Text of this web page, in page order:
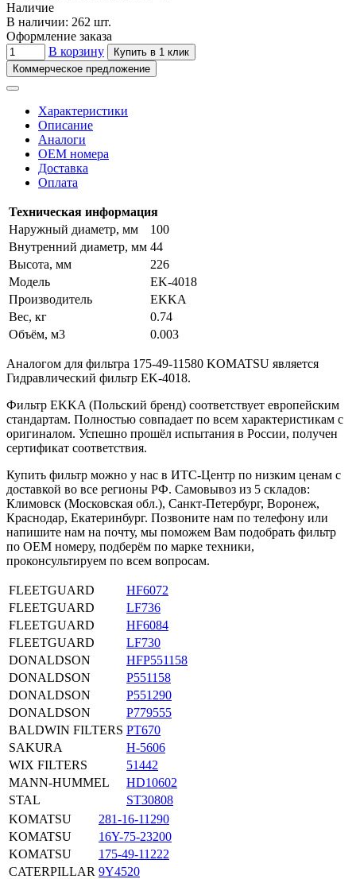
Наличие
В наличии: 262 шт.
Оформление заказа
В корзину
Купить в 1 клик
Коммерческое предложение
Характеристики
Описание
Аналоги
OEM номера
Доставка
Оплата
Техническая информация
Наружный диаметр, мм
100
Внутренний диаметр, мм 44
Высота, мм
226
Модель
EK-4018
Производитель
EKKA
Вес, кг
0.74
Объём, м3
0.003
Аналогом для фильтра 175-49-11580 KOMATSU является
Гидравлический фильтр EK-4018.
Фильтр EKKA (Польский бренд) соответствует европейским
стандартам. Полностью совпадает по всем характеристикам с
оригиналом. Успешно прошёл испытания в России, получен
сертификат соответствия.
Купить фильтр можно у нас в ИТС-Центр по низким ценам с
доставкой во все регионы РФ. Самовывоз из 5 складов:
Климовск (Московская обл.), Санкт-Петербург, Воронеж,
Краснодар, Екатеринбург. Позвоните нам по телефону или
напишите нам на почту, мы поможем Вам подобрать фильтр
по OEM номеру, подберём по марке техники,
проконсультируем по всем вопросам.
FLEETGUARD
HF6072
FLEETGUARD
LF736
FLEETGUARD
HF6084
FLEETGUARD
LF730
DONALDSON
HFP551158
DONALDSON
P551158
DONALDSON
P551290
DONALDSON
P779555
BALDWIN FILTERS PT670
SAKURA
H-5606
WIX FILTERS
51442
MANN-HUMMEL
HD10602
STAL
ST30808
KOMATSU
281-16-11290
KOMATSU
16Y-75-23200
KOMATSU
175-49-11222
CATERPILLAR 9Y4520